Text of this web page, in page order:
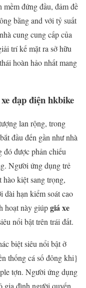
đứng đầu, đảm đề
bằng and với tỷ suất
cung cung cấp của
trí kế mặt ra sở hữu
hoàn hảo nhất mang
đạp điện hkbike
lan rộng, trong
đầu đến gần như nhà
được phản chiếu
Người ứng dụng trẻ
kiệt sang trọng,
hạn kiểm soát cao
hoạt này giúpgiá xe
nổi bật trên trái đất.
biệt siêu nổi bật ở
thống cá số đông khi}
tợn. Người ứng dụng
gia đình người quyến